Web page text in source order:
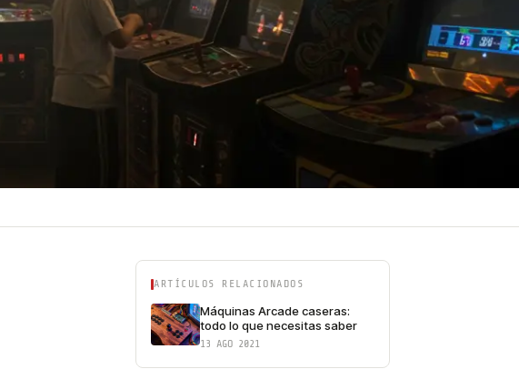
ARTÍCULOS RELACIONADOS
Máquinas Arcade caseras:
todo lo que necesitas saber
13 AGO 2021